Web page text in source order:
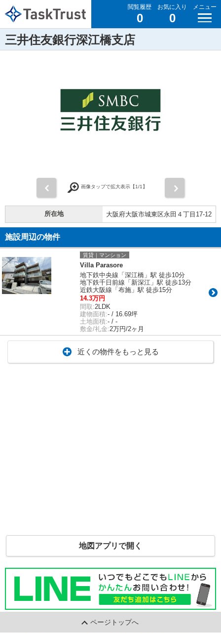
閲覧履歴
0
お気に入り
0
メニュー
三井住友銀行深江橋支店
画像タップで拡大表示【1/1】
所在地 大阪府大阪市城東区永田４丁目17-12
施設周辺の物件
賃貸｜マンション
Villa Parasore
地下鉄中央線「深江橋」駅 徒歩10分
地下鉄千日前線「新深江」駅 徒歩13分
近鉄大阪線「布施」駅 徒歩15分
14.3万円
間取:2LDK
建物面積:- / 16.69坪
土地面積:- / -
敷金/礼金:2万円/2ヶ月
近くの物件をもっと見る
地図アプリで開く
ページトップへ